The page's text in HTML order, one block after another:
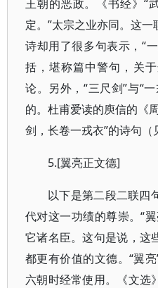
王朝的恶政。《书经》“
定。”太宗之业亦同。这
诗却用了很多句表示，“
括，堪称篇中警句，关
论。另外，“三尺剑”与“
的。杜甫爱读的庾信的《
剑，长卷一戎衣”的诗句（
5.[翼亮正文德]
以下是第二段二联四
代对这一功绩的尊崇。“
它诸名臣。这句是说，这
都更有价值的文德。“翼
六朝时经常使用。《文选